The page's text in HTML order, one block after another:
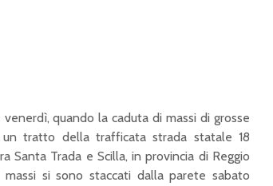
quando la caduta di massi di grosse
un tratto della trafficata strada statale 18
Santa Trada e Scilla, in provincia di Reggio
si sono staccati dalla parete sabato